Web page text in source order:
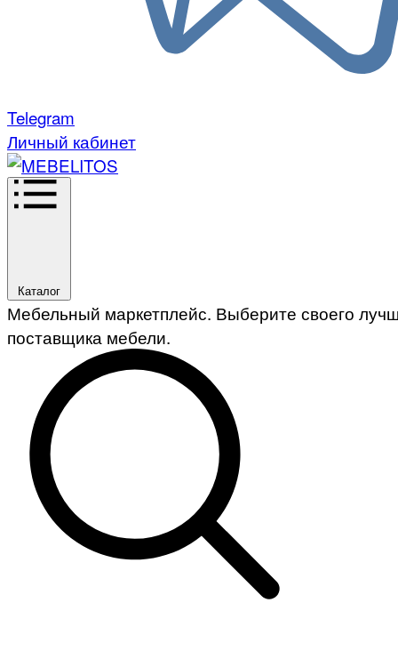
Telegram
Личный кабинет
Каталог
Мебельный маркетплейс. Выберите своего
поставщика мебели.